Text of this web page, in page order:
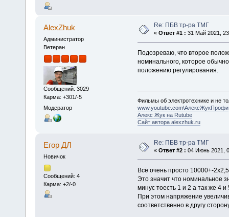
AlexZhuk
Администратор
Ветеран
Сообщений: 3029
Карма: +301/-5
Модератор
Re: ПБВ тр-ра ТМГ
« Ответ #1 : 31 Май 2021,
Подозреваю, что второе
номинального, которое
положению регулирования.
Фильмы об электротехнике и не
www.youtube.com\АлексЖукПрофи
Алекс Жук на Rutube
Сайт автора alexzhuk.ru
Егор ДЛ
Новичок
Сообщений: 4
Карма: +2/-0
Re: ПБВ тр-ра ТМГ
« Ответ #2 : 04 Июнь 2021,
Всё очень просто 10000+-2х2,5
Это значит что номинальное
минус тоесть 1 и 2 а так же 4
При этом напряжение
соответственно в другу